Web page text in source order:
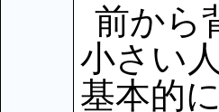
前から
小さい
基本的